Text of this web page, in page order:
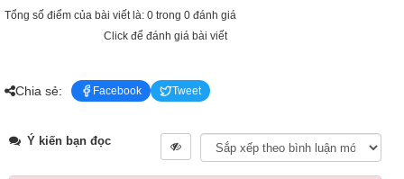
Tổng số điểm của bài viết là: 0 trong 0 đánh giá
Click để đánh giá bài viết
Chia sẻ: Facebook Tweet
Ý kiến bạn đọc